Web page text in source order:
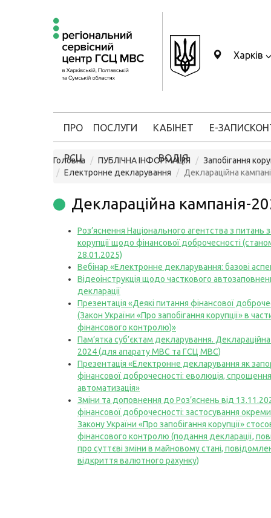
Харків
ПРО
РСЦ
ПОСЛУГИ КАБІНЕТ
ВОДІЯ
Е-ЗАПИС
Головна ПУБЛІЧНА ІНФОРМАЦІЯ
Запобігання
Електронне декларування
Деклараційна
Деклараційна кампанія-
Роз’яснення Національного агентства з питань
корупції щодо фінансової доброчесності
28.01.2025)
Вебінар «Електронне декларування: базові
Відеоінструкція щодо часткового
декларації
Презентація «Деякі питання фінансової
(Закон України «Про запобігання корупції» в
фінансового контролю)»
Пам’ятка суб’єктам декларування. Деклараційна
2024 (для апарату МВС та ГСЦ МВС)
Презентація «Електронне декларування як
фінансової доброчесності: еволюція,
автоматизація»
Зміни та доповнення до Роз’яснень від
фінансової доброчесності: застосування
Закону України «Про запобігання корупції»
фінансового контролю (подання декларації,
про суттєві зміни в майновому стані,
відкриття валютного рахунку)